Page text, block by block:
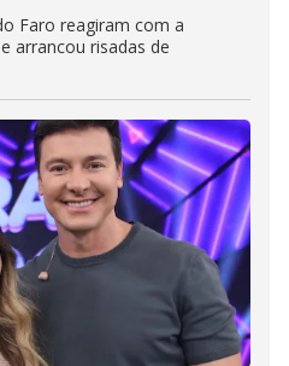
Faro reagiram com a
arrancou risadas de